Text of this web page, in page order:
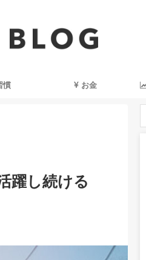
慣 お金
躍し続ける